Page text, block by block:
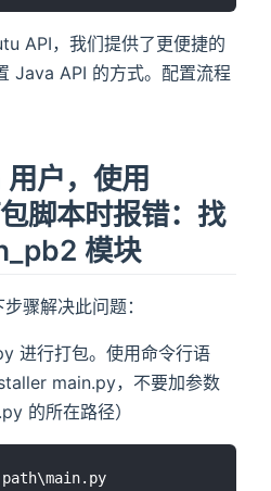
API，我们提供了更便捷的
Java API 的方式。配置流程
户，使用
脚本时报错：找
模块
骤解决此问题：
进行打包。使用命令行语
main.py，不要加参数
的所在路径）